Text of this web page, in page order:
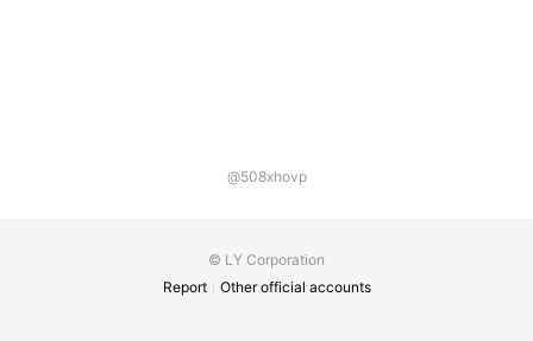
@508xhovp
© LY Corporation
Report
Other official accounts